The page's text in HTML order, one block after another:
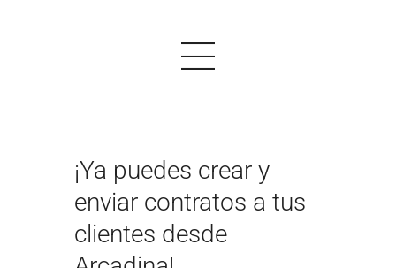
PRODUCTOS
EJEMPLOS
OPINIONES
¡Ya puedes crear y
enviar contratos a tus
clientes desde